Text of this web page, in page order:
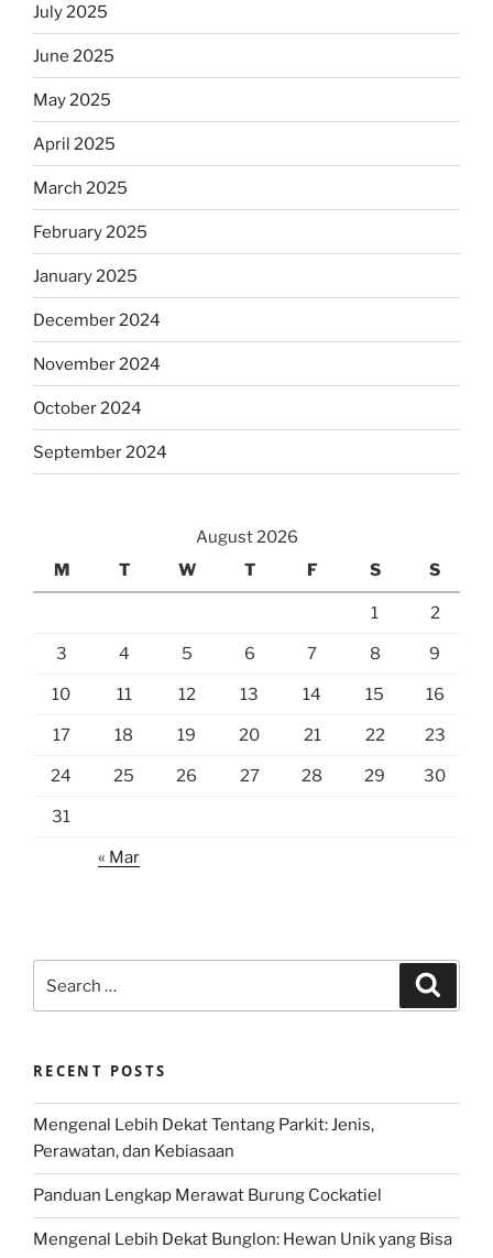
July 2025
June 2025
May 2025
April 2025
March 2025
February 2025
January 2025
December 2024
November 2024
October 2024
September 2024
August 2026
M
T W T F S S
1 2
3 4 5 6 7 8 9
10 11 12 13 14 15 16
17 18 19 20 21 22 23
24 25 26 27 28 29 30
31
« Mar
for:
RECENT POSTS
Mengenal Lebih Dekat Tentang Parkit: Jenis,
Perawatan, dan Kebiasaan
Panduan Lengkap Merawat Burung Cockatiel
Mengenal Lebih Dekat Bunglon: Hewan Unik yang Bisa